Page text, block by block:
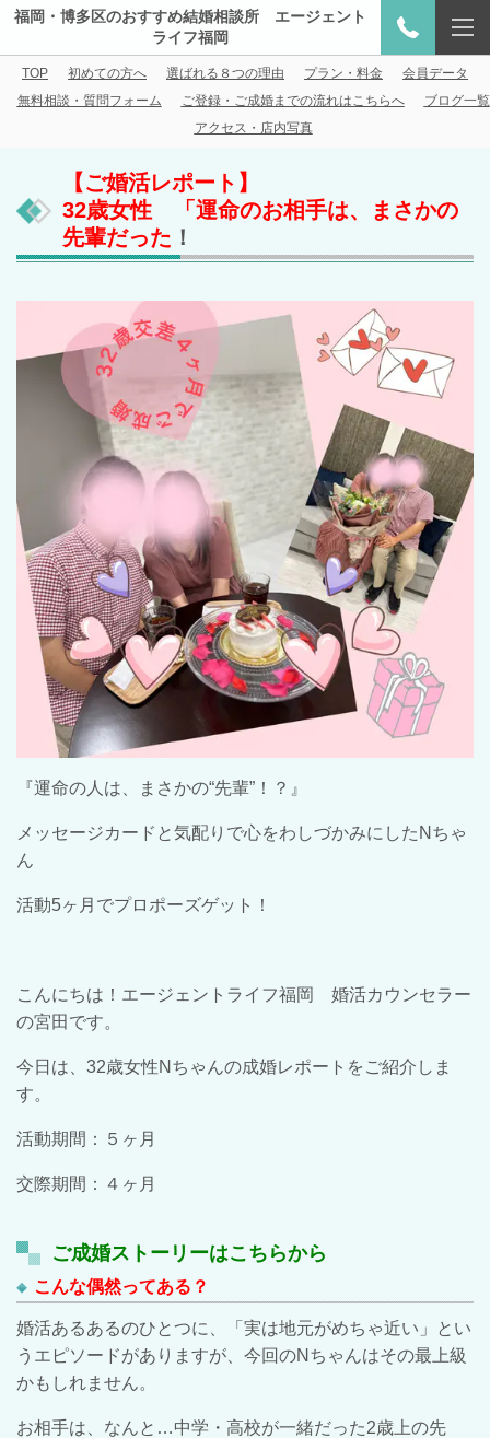
福岡・博多区のおすすめ結婚相談所 エージェント
ライフ福岡
TOP 初めての方へ 選ばれる８つの理由 プラン・料金
会員データ
無料相談・質問フォーム
ご登録・ご成婚までの流れはこちらへ
ブログ一覧
アクセス・店内写真
【ご婚活レポート】
32歳女性 「運命のお相手は、まさかの
先輩だった ！
『運命の人は、まさかの“先輩”！？』
メッセージカードと気配りで心をわしづかみにした N ちゃ
ん
活動5ヶ月でプロポーズゲット！
こんにちは！エージェントライフ福岡 婚活カウンセラー
の宮田です。
今日は、 32歳女性N ちゃんの成婚レポートをご紹介しま
す。
活動期間：５ヶ月
交際期間：４ヶ月
ご成婚ストーリーはこちらから
こんな偶然ってある？
婚活あるあるのひとつに、「実は地元がめちゃ近い」とい
うエピソードがありますが、今回のN ちゃんはその最上級
かもしれません。
お相手は、なんと…中学・高校が一緒だった2歳上の先